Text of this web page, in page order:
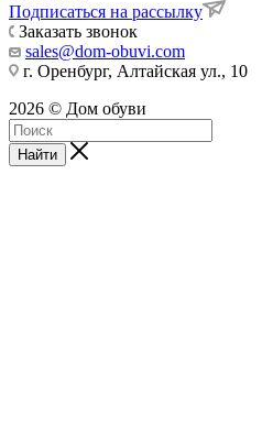
Подписаться на рассылку
Заказать звонок
sales@dom-obuvi.com
г. Оренбург, Алтайская ул., 10
2026 © Дом обуви
Найти